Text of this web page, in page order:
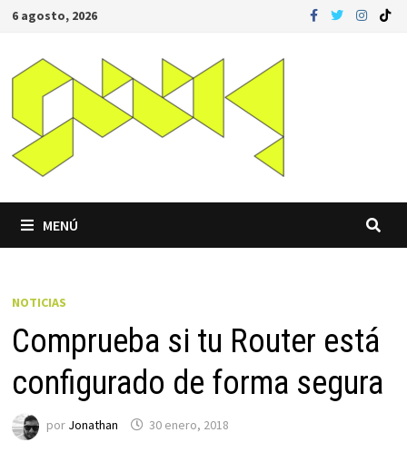
Saltar
contenido
6 agosto, 2026
MENÚ
NOTICIAS
Comprueba si tu Router está
configurado de forma segura
por Jonathan 30 enero, 2018